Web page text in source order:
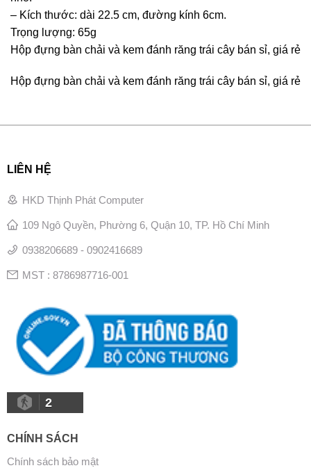
– Kích thước: dài 22.5 cm, đường kính 6cm.
Trọng lượng: 65g
Hộp đựng bàn chải và kem đánh răng trái cây bán sỉ, giá rẻ
Hộp đựng bàn chải và kem đánh răng trái cây bán sỉ, giá rẻ
LIÊN HỆ
HKD Thịnh Phát Computer
109 Ngô Quyền, Phường 6, Quận 10, TP. Hồ Chí Minh
0938206689 - 0902416689
MST : 8786987716-001
2
CHÍNH SÁCH
Chính sách bảo mật